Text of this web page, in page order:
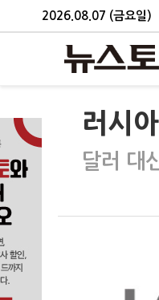
2026.08.07 (금요일)
러시
달러 대